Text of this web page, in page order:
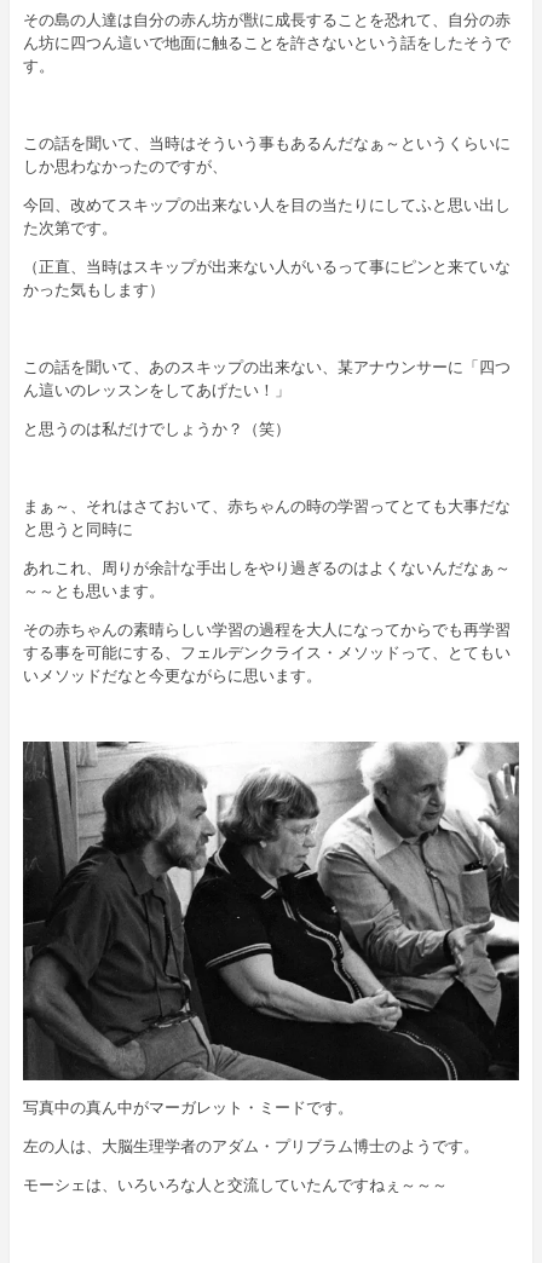
その島の人達は自分の赤ん坊が獣に成長することを恐れて、自分の赤
ん坊に四つん這いで地面に触ることを許さないという話をしたそうで
す。
この話を聞いて、当時はそういう事もあるんだなぁ～というくらいに
しか思わなかったのですが、
今回、改めてスキップの出来ない人を目の当たりにしてふと思い出し
た次第です。
（正直、当時はスキップが出来ない人がいるって事にピンと来ていな
かった気もします）
この話を聞いて、あのスキップの出来ない、某アナウンサーに「四つ
ん這いのレッスンをしてあげたい！」
と思うのは私だけでしょうか？（笑）
まぁ～、それはさておいて、赤ちゃんの時の学習ってとても大事だな
と思うと同時に
あれこれ、周りが余計な手出しをやり過ぎるのはよくないんだなぁ～
～～とも思います。
その赤ちゃんの素晴らしい学習の過程を大人になってからでも再学習
する事を可能にする、フェルデンクライス・メソッドって、とてもい
いメソッドだなと今更ながらに思います。
写真中の真ん中がマーガレット・ミードです。
左の人は、大脳生理学者のアダム・プリブラム博士のようです。
モーシェは、いろいろな人と交流していたんですねぇ～～～